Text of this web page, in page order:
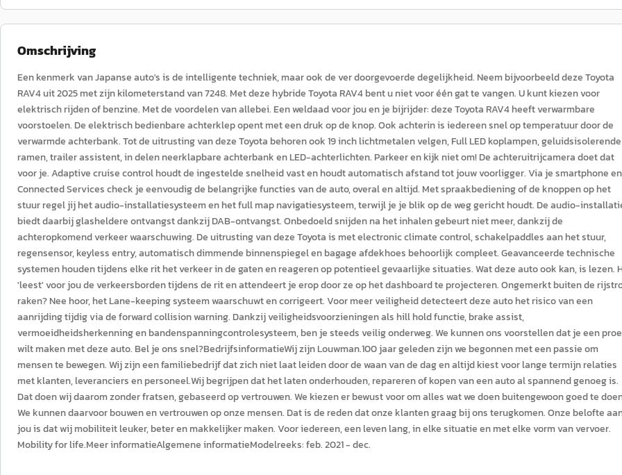
Omschrijving
Een kenmerk van Japanse auto's is de intelligente techniek, maar ook de ver doorgevoerde degelijkheid. Neem bijvoorbeeld deze Toyota
RAV4 uit 2025 met zijn kilometerstand van 7248. Met deze hybride Toyota RAV4 bent u niet voor één gat te vangen. U kunt kiezen voor
elektrisch rijden of benzine. Met de voordelen van allebei. Een weldaad voor jou en je bijrijder: deze Toyota RAV4 heeft verwarmbare
voorstoelen. De elektrisch bedienbare achterklep opent met een druk op de knop. Ook achterin is iedereen snel op temperatuur door de
verwarmde achterbank. Tot de uitrusting van deze Toyota behoren ook 19 inch lichtmetalen velgen, Full LED koplampen, geluidsisolerende
ramen, trailer assistent, in delen neerklapbare achterbank en LED-achterlichten. Parkeer en kijk niet om! De achteruitrijcamera doet dat
voor je. Adaptive cruise control houdt de ingestelde snelheid vast en houdt automatisch afstand tot jouw voorligger. Via je smartphone en
Connected Services check je eenvoudig de belangrijke functies van de auto, overal en altijd. Met spraakbediening of de knoppen op het
stuur regel jij het audio-installatiesysteem en het full map navigatiesysteem, terwijl je je blik op de weg gericht houdt. De audio-
biedt daarbij glasheldere ontvangst dankzij DAB-ontvangst. Onbedoeld snijden na het inhalen gebeurt niet meer, dankzij de
achteropkomend verkeer waarschuwing. De uitrusting van deze Toyota is met electronic climate control, schakelpaddles aan het stuur,
regensensor, keyless entry, automatisch dimmende binnenspiegel en bagage afdekhoes behoorlijk compleet. Geavanceerde technische
systemen houden tijdens elke rit het verkeer in de gaten en reageren op potentieel gevaarlijke situaties. Wat deze auto ook kan, is lezen.
'leest' voor jou de verkeersborden tijdens de rit en attendeert je erop door ze op het dashboard te projecteren. Ongemerkt buiten de
raken? Nee hoor, het Lane-keeping systeem waarschuwt en corrigeert. Voor meer veiligheid detecteert deze auto het risico van een
aanrijding tijdig via de forward collision warning. Dankzij veiligheidsvoorzieningen als hill hold functie, brake assist,
vermoeidheidsherkenning en bandenspanningcontrolesysteem, ben je steeds veilig onderweg. We kunnen ons voorstellen dat je een
wilt maken met deze auto. Bel je ons snel?BedrijfsinformatieWij zijn Louwman.100 jaar geleden zijn we begonnen met een passie om
mensen te bewegen. Wij zijn een familiebedrijf dat zich niet laat leiden door de waan van de dag en altijd kiest voor lange termijn relaties
met klanten, leveranciers en personeel.Wij begrijpen dat het laten onderhouden, repareren of kopen van een auto al spannend genoeg is.
Dat doen wij daarom zonder fratsen, gebaseerd op vertrouwen. We kiezen er bewust voor om alles wat we doen buitengewoon goed te
We kunnen daarvoor bouwen en vertrouwen op onze mensen. Dat is de reden dat onze klanten graag bij ons terugkomen. Onze belofte
jou is dat wij mobiliteit leuker, beter en makkelijker maken. Voor iedereen, een leven lang, in elke situatie en met elke vorm van vervoer.
Mobility for life.Meer informatieAlgemene informatieModelreeks: feb. 2021 - dec.